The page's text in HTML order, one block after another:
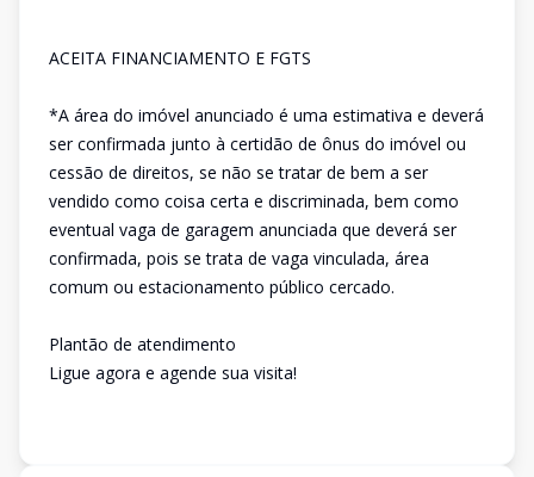
ACEITA FINANCIAMENTO E FGTS
*A área do imóvel anunciado é uma estimativa e deverá
ser confirmada junto à certidão de ônus do imóvel ou
cessão de direitos, se não se tratar de bem a ser
vendido como coisa certa e discriminada, bem como
eventual vaga de garagem anunciada que deverá ser
confirmada, pois se trata de vaga vinculada, área
comum ou estacionamento público cercado.
Plantão de atendimento
Ligue agora e agende sua visita!